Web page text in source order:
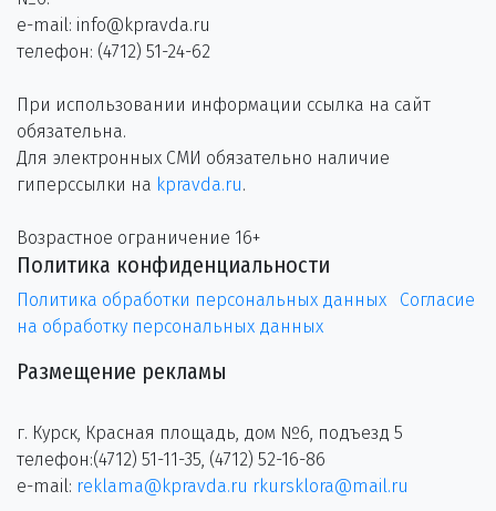
e-mail: info@kpravda.ru
телефон: (4712) 51-24-62
При использовании информации ссылка на сайт
обязательна.
Для электронных СМИ обязательно наличие
гиперссылки на kpravda.ru.
Возрастное ограничение 16+
Политика конфиденциальности
Политика обработки персональных данных
Согласие
на обработку персональных данных
Размещение рекламы
г. Курск, Красная площадь, дом №6, подъезд 5
телефон:(4712) 51-11-35, (4712) 52-16-86
e-mail: reklama@kpravda.ru rkursklora@mail.ru